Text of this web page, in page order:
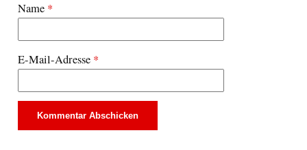
Name *
E-Mail-Adresse *